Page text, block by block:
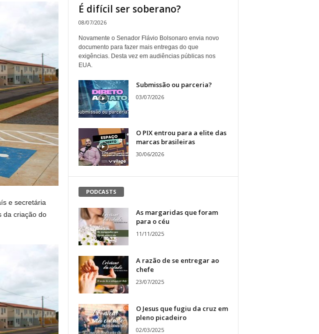
e secretária
da criação do
É difícil ser soberano?
08/07/2026
Novamente o Senador Flávio Bolsonaro envia novo
documento para fazer mais entregas do que
exigências. Desta vez em audiências públicas nos
EUA.
Submissão ou parceria?
03/07/2026
O PIX entrou para a elite das
marcas brasileiras
30/06/2026
PODCASTS
As margaridas que foram
para o céu
11/11/2025
A razão de se entregar ao
chefe
23/07/2025
O Jesus que fugiu da cruz em
pleno picadeiro
02/03/2025